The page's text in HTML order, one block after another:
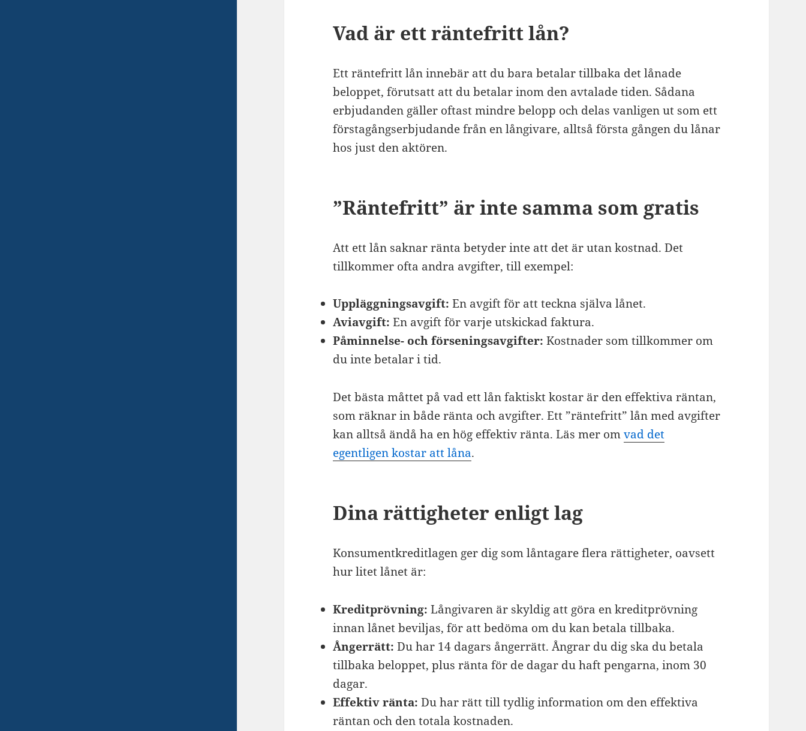
Vad är ett räntefritt lån?
Ett räntefritt lån innebär att du bara betalar tillbaka det lånade
beloppet, förutsatt att du betalar inom den avtalade tiden. Sådana
erbjudanden gäller oftast mindre belopp och delas vanligen ut som ett
förstagångserbjudande från en långivare, alltså första gången du lånar
hos just den aktören.
”Räntefritt” är inte samma som gratis
Att ett lån saknar ränta betyder inte att det är utan kostnad. Det
tillkommer ofta andra avgifter, till exempel:
Uppläggningsavgift: En avgift för att teckna själva lånet.
Aviavgift: En avgift för varje utskickad faktura.
Påminnelse- och förseningsavgifter: Kostnader som tillkommer om
du inte betalar i tid.
Det bästa måttet på vad ett lån faktiskt kostar är den effektiva räntan,
som räknar in både ränta och avgifter. Ett ”räntefritt” lån med avgifter
kan alltså ändå ha en hög effektiv ränta. Läs mer omvad det
egentligen kostar att låna.
Dina rättigheter enligt lag
Konsumentkreditlagen ger dig som låntagare flera rättigheter, oavsett
hur litet lånet är:
Kreditprövning: Långivaren är skyldig att göra en kreditprövning
innan lånet beviljas, för att bedöma om du kan betala tillbaka.
Ångerrätt: Du har 14 dagars ångerrätt. Ångrar du dig ska du betala
tillbaka beloppet, plus ränta för de dagar du haft pengarna, inom 30
dagar.
Effektiv ränta: Du har rätt till tydlig information om den effektiva
räntan och den totala kostnaden.